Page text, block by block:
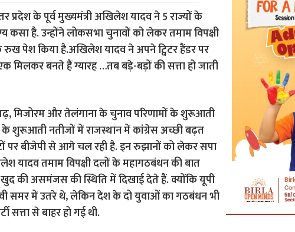
प्रदेश के पूर्व मुख्यमंत्री अखिलेश यादव ने 5 राज्यों के
कसा है. उन्होंने लोकसभा चुनावों को लेकर तमाम विपक्षी
पेश किया है.अखिलेश यादव ने अपने ट्विटर हैंडर पर
मिलकर बनते हैं ग्यारह …तब बड़े-बड़ों की सत्ता हो जाती
मिजोरम और तेलंगाना के चुनाव परिणामों के शुरूआती
शुरूआती नतीजों में राजस्थान में कांग्रेस अच्छी बढ़त
पर बीजेपी से आगे चल रही है. इन रुझानों को लेकर सपा
यादव तमाम विपक्षी दलों के महागठबंधन की बात
की असमंजस की स्थिति में दिखाई देते हैं. क्योंकि यूपी
समर में उतरे थे, लेकिन देश के दो युवाओं का गठबंधन भी
सत्ता से बाहर हो गई थी.